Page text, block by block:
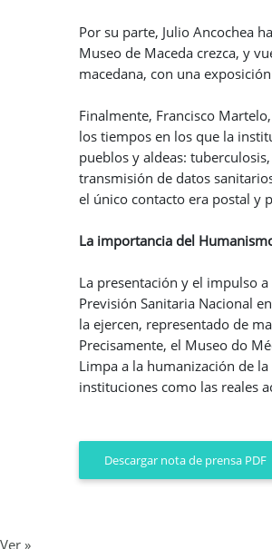
Por su parte, Julio Ancochea
Museo de Maceda crezca, y
macedana, con una
Finalmente, Francisco
los tiempos en los que la
pueblos y aldeas:
transmisión de datos
el único contacto era postal y
La importancia del
La presentación y el impulso
Previsión Sanitaria Nacional
la ejercen, representado de
Precisamente, el Museo do
Limpa a la humanización de
instituciones como las reales
Descargar nota de prensa PDF
Ver »